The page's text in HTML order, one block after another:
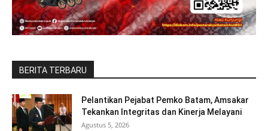
BERITA TERBARU
Pelantikan Pejabat Pemko Batam, Amsakar
Tekankan Integritas dan Kinerja Melayani
Agustus 5, 2026